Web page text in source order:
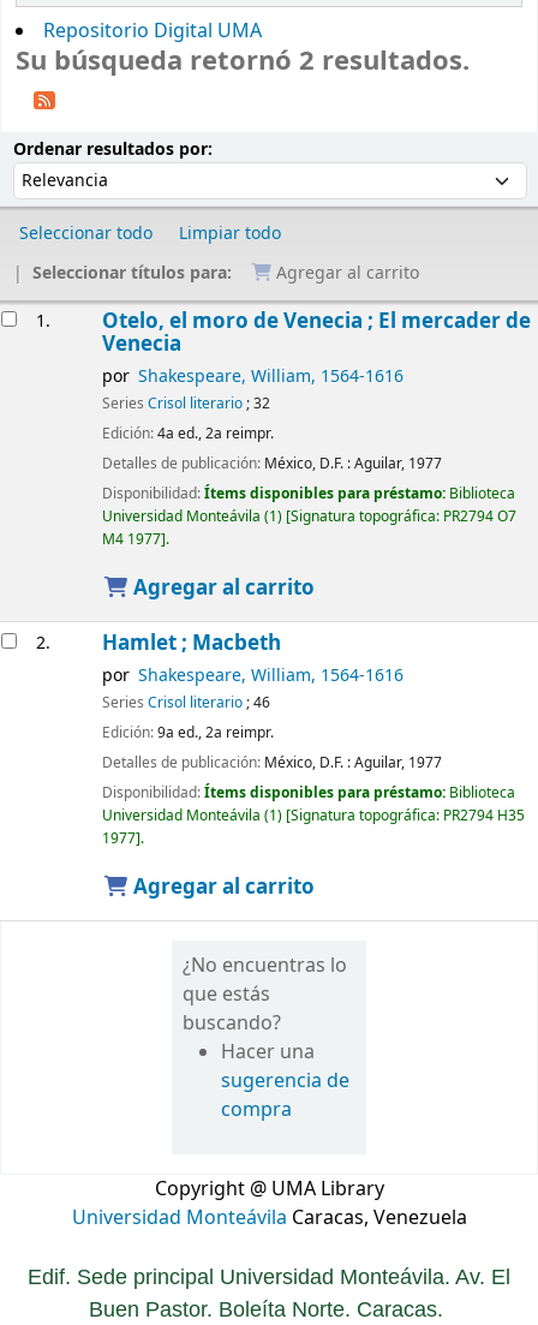
Repositorio Digital UMA
Su búsqueda retornó 2 resultados.
Ordenar resultados por:
Seleccionar todo
Limpiar todo
Seleccionar títulos para:
Agregar al carrito
1. Otelo, el moro de Venecia ; El mercader de
Venecia
por Shakespeare, William, 1564-1616
Series Crisol literario; 32
Edición:4a ed., 2a reimpr.
Detalles de publicación: México, D.F. :Aguilar, 1977
Disponibilidad:Ítems disponibles para préstamo: Biblioteca
Universidad Monteávila (1) Signatura topográfica: PR2794 O7
M4 1977 .
Agregar al carrito
2. Hamlet ; Macbeth
por Shakespeare, William, 1564-1616
Series Crisol literario; 46
Edición:9a ed., 2a reimpr.
Detalles de publicación: México, D.F. :Aguilar, 1977
Disponibilidad:Ítems disponibles para préstamo: Biblioteca
Universidad Monteávila (1) Signatura topográfica: PR2794 H35
1977 .
Agregar al carrito
¿No encuentras lo
que estás
buscando?
Hacer una
sugerencia de
compra
Copyright @ UMA Library
Universidad Monteávila Caracas, Venezuela
Edif. Sede principal Universidad Monteávila. Av. El
Buen Pastor. Boleíta Norte. Caracas.